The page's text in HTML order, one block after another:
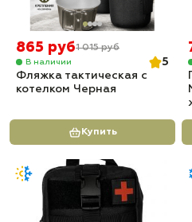
865 руб1 015 руб
В наличии
5
Фляжка тактическая с
котелком Черная
Купить